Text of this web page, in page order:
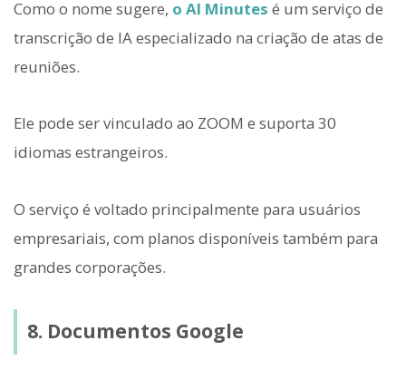
Como o nome sugere, o AI Minutes é um serviço de
transcrição de IA especializado na criação de atas de
reuniões.
Ele pode ser vinculado ao ZOOM e suporta 30
idiomas estrangeiros.
O serviço é voltado principalmente para usuários
empresariais, com planos disponíveis também para
grandes corporações.
8. Documentos Google